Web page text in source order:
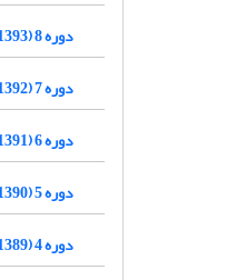
دوره 8 (1393)
دوره 7 (1392)
دوره 6 (1391)
دوره 5 (1390)
دوره 4 (1389)